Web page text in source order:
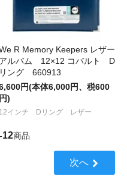
R Memory Keepers レザー
アルバム 12×12 コバルト D
リング 660913
円(本体6,000円、税600
円)
12インチ Dリング レザー
-12商品
次へ